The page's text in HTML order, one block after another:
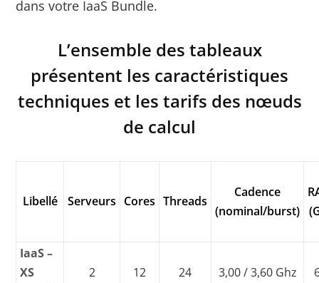
dans votre IaaS Bundle.
L’ensemble des tableaux
présentent les caractéristiques
techniques et les tarifs des nœuds
de calcul
Libellé Serveurs Cores Threads
Cadence
(nominal/burst)
IaaS –
XS
2 12 24 3,00 / 3,60 Ghz